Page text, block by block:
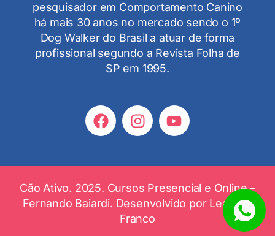
pesquisador em Comportamento Canino
há mais 30 anos no mercado sendo o 1º
Dog Walker do Brasil a atuar de forma
profissional segundo a Revista Folha de
SP em 1995.
Cão Ativo. 2025. Cursos Presencial e Online –
Fernando Baiardi. Desenvolvido por Leandro
Franco